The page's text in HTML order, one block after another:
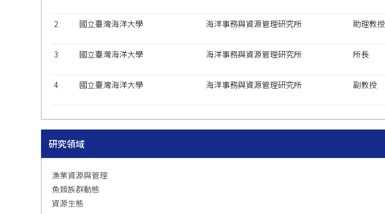
2 國立臺灣海洋大學 海洋事務與資源管理研究所 助理教授
3 國立臺灣海洋大學 海洋事務與資源管理研究所 所長
4 國立臺灣海洋大學 海洋事務與資源管理研究所 副教授
研究領域
漁業資源與管理
魚類族群動態
資源生態